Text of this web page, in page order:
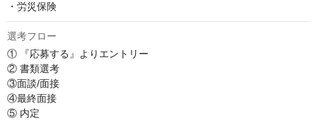
・労災保険
選考フロー
① 『応募する』よりエントリー
② 書類選考
③面談/面接
④最終面接
⑤ 内定